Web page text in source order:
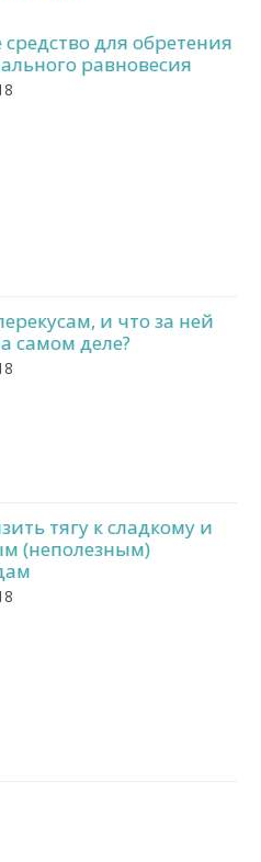
для обретения
равновесия
и что за ней
самом деле?
тягу к сладкому и
(неполезным)